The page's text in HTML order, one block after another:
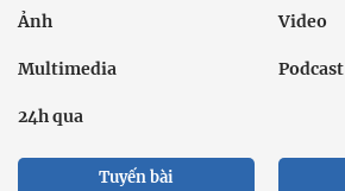
Ảnh Video
Multimedia Podcast
24h qua
Tuyến bài